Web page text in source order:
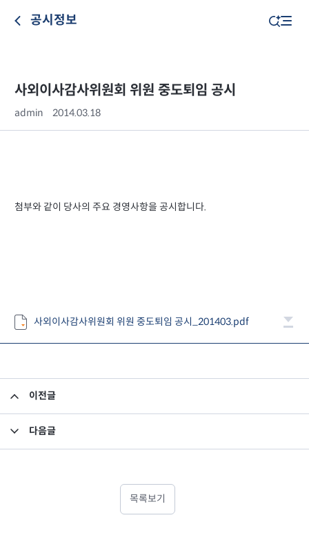
공시정보
사외이사감사위원회 위원 중도퇴임 공시
admin 2014.03.18
첨부와 같이 당사의 주요 경영사항을 공시합니다.
사외이사감사위원회 위원 중도퇴임 공시_201403.pdf
이전글
다음글
목록보기